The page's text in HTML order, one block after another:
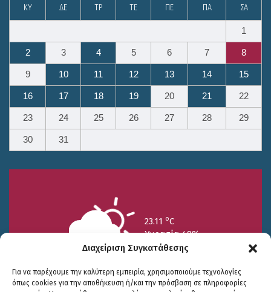
Διαχείριση Συγκατάθεσης
Για να παρέχουμε την καλύτερη εμπειρία, χρησιμοποιούμε τεχνολογίες
όπως cookies για την αποθήκευση ή/και την πρόσβαση σε πληροφορίες
ΚΥ ΔΕ ΤΡ ΤΕ ΠΕ ΠΑ ΣΑ
1
2 3 4 5 6 7 8
9 10 11 12 13 14 15
16 17 18 19 20 21 22
23 24 25 26 27 28 29
30 31
23.11 oC
Υγρασία 49%